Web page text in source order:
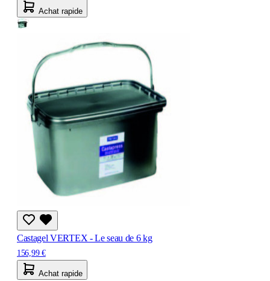
Achat rapide
Castagel VERTEX - Le seau de 6 kg
156,99 €
Achat rapide